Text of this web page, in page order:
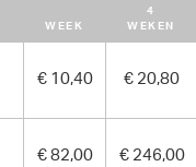
WEEK
4
WEKEN
€ 10,40 € 20,80
€ 82,00 € 246,00